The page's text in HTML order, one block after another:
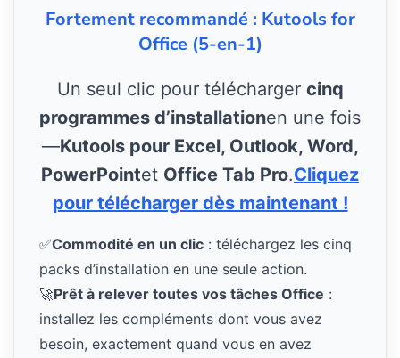
Fortement recommandé : Kutools for
Office (5-en-1)
Un seul clic pour télécharger cinq
programmes d’installationen une fois
—Kutools pour Excel, Outlook, Word,
PowerPointet Office Tab Pro.Cliquez
pour télécharger dès maintenant !
✅Commodité en un clic : téléchargez les cinq
packs d’installation en une seule action.
🚀Prêt à relever toutes vos tâches Office :
installez les compléments dont vous avez
besoin, exactement quand vous en avez